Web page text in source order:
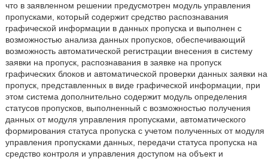
что в заявленном решении предусмотрен модуль управления
пропусками, который содержит средство распознавания
графической информации в данных пропуска и выполнен с
возможностью анализа данных пропусков, обеспечивающий
возможность автоматической регистрации внесения в систему
заявки на пропуск, распознавания в заявке на пропуск
графических блоков и автоматической проверки данных заявки на
пропуск, представленных в виде графической информации, при
этом система дополнительно содержит модуль определения
статусов пропусков, выполненный с возможностью получения
данных от модуля управления пропусками, автоматического
формирования статуса пропуска с учетом полученных от модуля
управления пропусками данных, передачи статуса пропуска на
средство контроля и управления доступом на объект и